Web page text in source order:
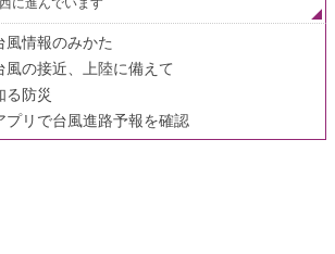
風情報のみかた
風の接近、上陸に備えて
る防災
プリで台風進路予報を確認